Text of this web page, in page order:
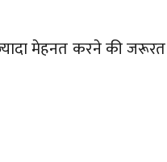
मेहनत करने की जरूरत